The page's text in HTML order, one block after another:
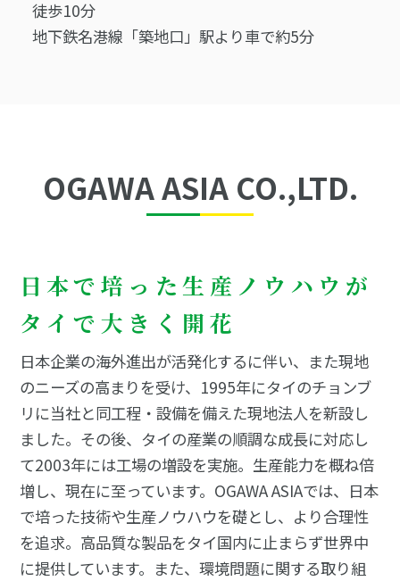
徒歩10分
地下鉄名港線「築地口」駅より車で約5分
OGAWA ASIA CO.,LTD.
日本で培った生産ノウハウが
タイで大きく開花
日本企業の海外進出が活発化するに伴い、また現地
のニーズの高まりを受け、1995年にタイのチョンブ
リに当社と同工程・設備を備えた現地法人を新設し
ました。その後、タイの産業の順調な成長に対応し
て2003年には工場の増設を実施。生産能力を概ね倍
増し、現在に至っています。OGAWA ASIAでは、日本
で培った技術や生産ノウハウを礎とし、より合理性
を追求。高品質な製品をタイ国内に止まらず世界中
に提供しています。また、環境問題に関する取り組